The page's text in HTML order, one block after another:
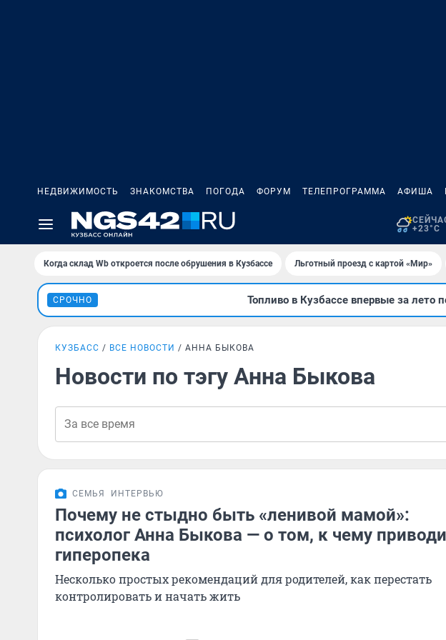
НЕДВИЖИМОСТЬ ЗНАКОМСТВА ПОГОДА ФОРУМ ТЕЛЕПРОГРАММА АФИША
+23°C
Когда склад Wb откроется после обрушения в Кузбассе Льготный проезд с картой «Мир»
СРОЧНО Топливо в Кузбассе впервые за лето
КУЗБАСС ВСЕ НОВОСТИ АННА БЫКОВА
Новости по тэгу Анна Быкова
СЕМЬЯ ИНТЕРВЬЮ
Почему не стыдно быть «ленивой мамой»:
психолог Анна Быкова — о том, к чему
гиперопека
Несколько простых рекомендаций для родителей, как перестать
контролировать и начать жить